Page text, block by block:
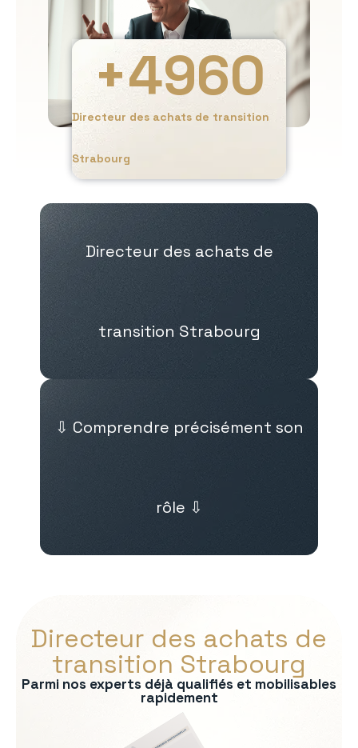
Directeur des achats de transition
Strabourg
+4960
Directeur des achats de
transition Strabourg
⇩ Comprendre précisément son
rôle ⇩
Directeur des achats de
transition Strabourg
Parmi nos experts déjà qualifiés et mobilisables
rapidement